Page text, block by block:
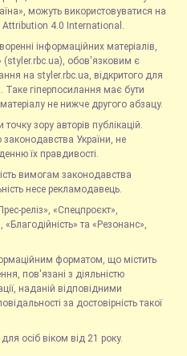
можуть використовуватися на
4.0 International.
інформаційних матеріалів,
(styler.rbc.ua), обов'язковим є
на styler.rbc.ua, відкритого для
Таке гіперпосилання має бути
не нижче другого абзацу.
зору авторів публікацій.
України, не
їх правдивості.
вимогам законодавства
несе рекламодавець.
реліз», «Спецпроєкт»,
та «Резонанс»,
форматом, що містить
пов'язані з діяльністю
наданій відповідними
за достовірність такої
осіб віком від 21 року.